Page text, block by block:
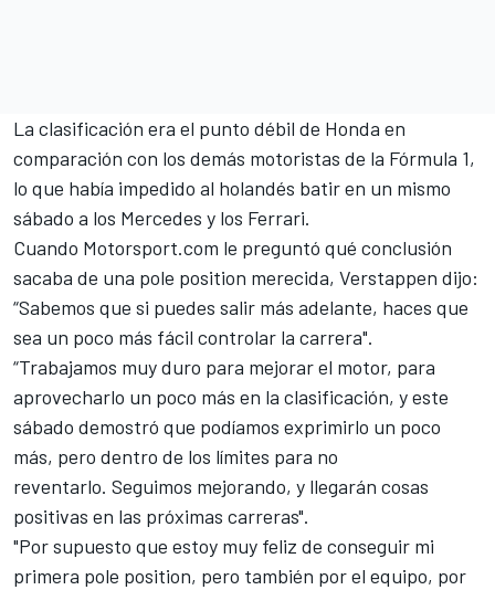
La clasificación era el punto débil de Honda en
comparación con los demás motoristas de la Fórmula 1,
lo que había impedido al holandés batir en un mismo
sábado a los Mercedes y los Ferrari.
Cuando Motorsport.com le preguntó qué conclusión
sacaba de una pole position merecida, Verstappen dijo:
“Sabemos que si puedes salir más adelante, haces que
sea un poco más fácil controlar la carrera".
“Trabajamos muy duro para mejorar el motor, para
aprovecharlo un poco más en la clasificación, y este
sábado demostró que podíamos exprimirlo un poco
más, pero dentro de los límites para no
reventarlo. Seguimos mejorando, y llegarán cosas
positivas en las próximas carreras".
"Por supuesto que estoy muy feliz de conseguir mi
primera pole position, pero también por el equipo, por